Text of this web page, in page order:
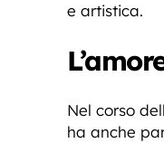
e artistica.
Nel corso
ha anche